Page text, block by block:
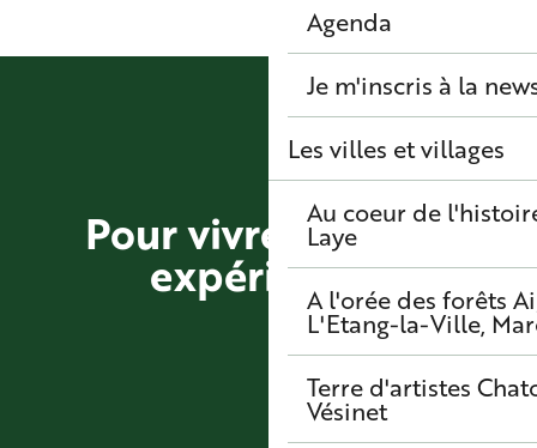
Agenda
Je m'inscris à la
Les villes et villages
Au coeur de
Laye
A l'orée des forêts
L'Etang-la-Ville,
Terre d'artistes
Vésinet
Pour vivre d'autres
expériences
S’envoler vers la cime des Arbres